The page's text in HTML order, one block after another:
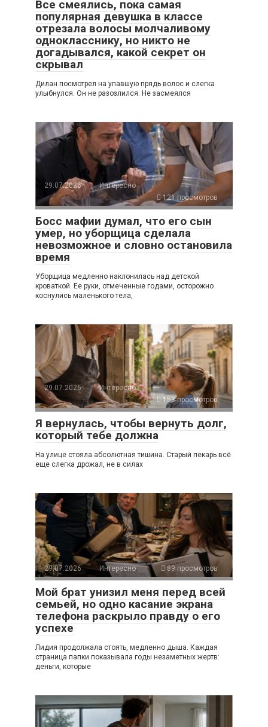
Все смеялись, пока самая
популярная девушка в классе
отрезала волосы молчаливому
однокласснику, но никто не
догадывался, какой секрет он
скрывал
Дилан посмотрел на упавшую прядь волос и слегка
улыбнулся. Он не разозлился. Не засмеялся
29.07.2026
Интересно
121 просмотров
Босс мафии думал, что его сын
умер, но уборщица сделала
невозможное и словно остановила
время
Уборщица медленно наклонилась над детской
кроваткой. Ее руки, отмеченные годами, осторожно
коснулись маленького тела,
29.07.2026
Интересно
153 просмотров
Я вернулась, чтобы вернуть долг,
который тебе должна
На улице стояла абсолютная тишина. Старый пекарь всё
еще слегка дрожал, не в силах
29.07.2026 Интересно 89 просмотров
Мой брат унизил меня перед всей
семьей, но одно касание экрана
телефона раскрыло правду о его
успехе
Лидия продолжала стоять, медленно дыша. Каждая
страница папки показывала годы незаметных жертв:
деньги, которые